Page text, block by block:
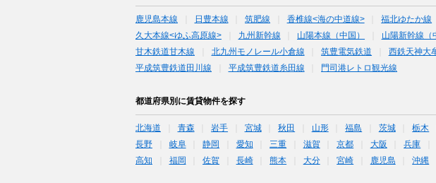
鹿児島本線 日豊本線 筑肥線 香椎線<海の中道線> 福北ゆたか線
久大本線<ゆふ高原線>
九州新幹線 山陽本線（中国） 山陽新幹線（
甘木鉄道甘木線
北九州モノレール小倉線 筑豊電気鉄道 西鉄天神大
平成筑豊鉄道田川線
平成筑豊鉄道糸田線 門司港レトロ観光線
都道府県別に賃貸物件を探す
北海道 青森 岩手 宮城 秋田 山形 福島 茨城 栃木
長野
岐阜 静岡 愛知 三重 滋賀 京都 大阪 兵庫
高知
福岡 佐賀 長崎 熊本 大分 宮崎 鹿児島 沖縄